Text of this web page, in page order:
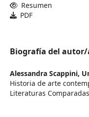
Resumen
PDF
Biografía del autor/
Alessandra Scappini,
Historia de arte
Literaturas Comparadas